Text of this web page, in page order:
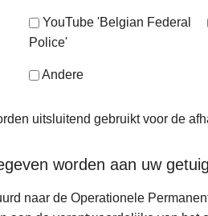
YouTube 'Belgian Federal
Police'
Andere
uitsluitend gebruikt voor de
worden aan uw
naar de Operationele